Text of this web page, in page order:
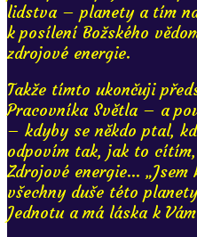
lidstva – planety a tím
k posílení Božského
zdrojové energie.
Takže tímto ukončuji
Pracovníka Světla – a
– kdyby se někdo ptal,
odpovím tak, jak to
Zdrojové energie...
všechny duše této
Jednotu a má láska k